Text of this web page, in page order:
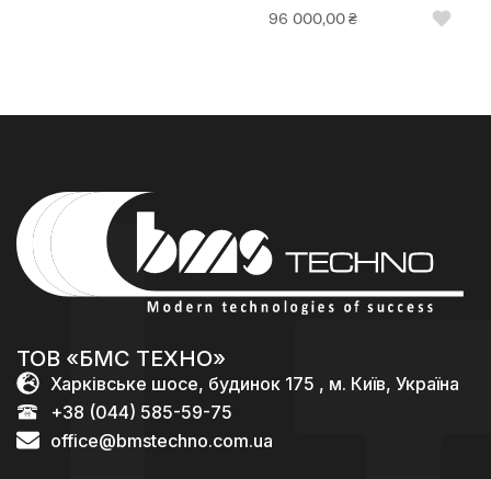
96 000,00₴
ТОВ «БМС ТЕХНО»
Харківське шосе, будинок 175 , м. Київ, Україна
+38 (044) 585-59-75
office@bmstechno.com.ua